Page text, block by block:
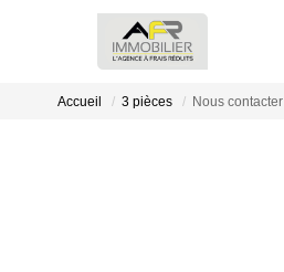
Accueil 3 pièces Nous contacter